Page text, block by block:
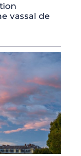
vassal de